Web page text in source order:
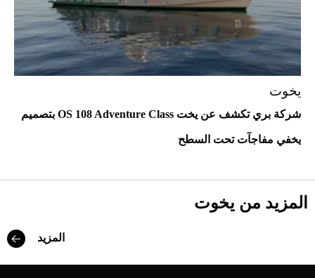
أحذية Mary Jane: ترف وأناقة للرجال
يخوت
شركة بري تكشف عن يخت OS 108 Adventure Class بتصميم
يخفي مفاجآت تحت السطح
المزيد من يخوت
المزيد